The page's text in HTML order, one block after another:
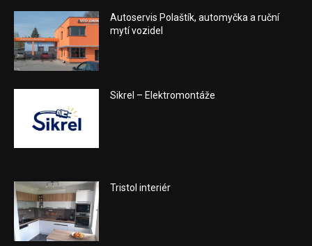
Autoservis Polaštík, automyčka a ruční
mytí vozidel
Sikrel – Elektromontáže
Tristol interiér